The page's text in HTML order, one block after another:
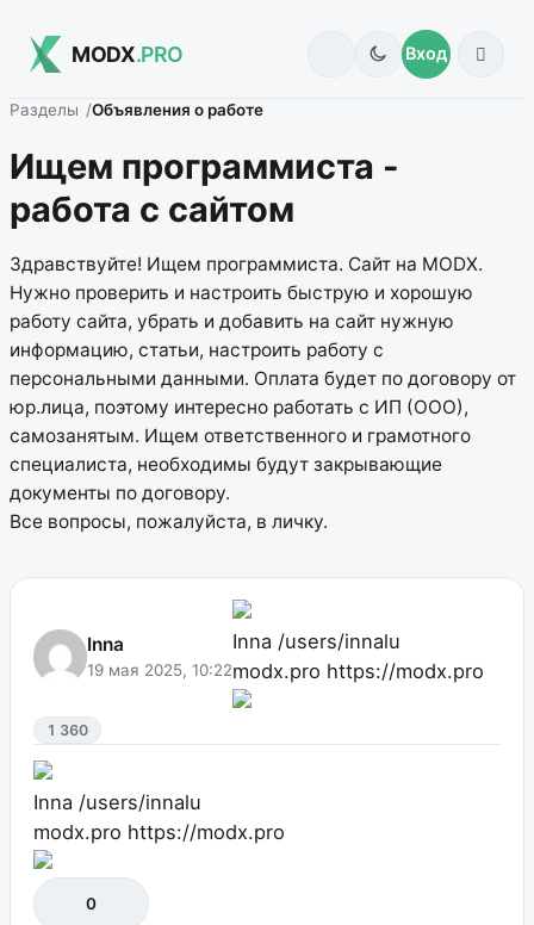
MODX.PRO Вход
Разделы Объявления о работе
Ищем программиста -
работа с сайтом
Здравствуйте! Ищем программиста. Сайт на MODX.
Нужно проверить и настроить быструю и хорошую
работу сайта, убрать и добавить на сайт нужную
информацию, статьи, настроить работу с
персональными данными. Оплата будет по договору от
юр.лица, поэтому интересно работать с ИП (ООО),
самозанятым. Ищем ответственного и грамотного
специалиста, необходимы будут закрывающие
документы по договору.
Все вопросы, пожалуйста, в личку.
Inna
19 мая 2025, 10:22
Inna /users/innalu
modx.pro https://modx.pro
1 360
Inna /users/innalu
modx.pro https://modx.pro
0